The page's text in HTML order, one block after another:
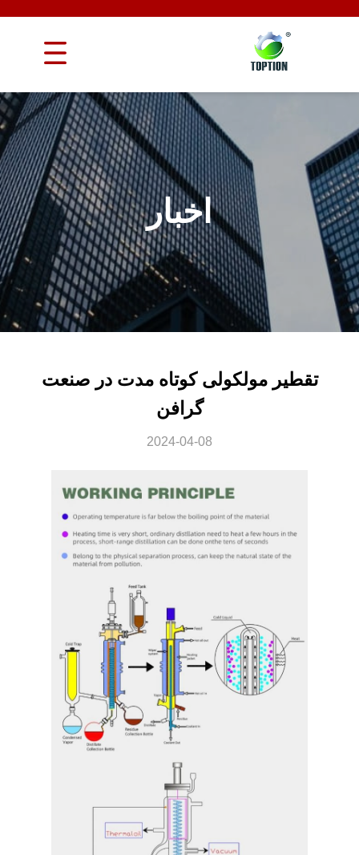
اخبار
تقطیر مولکولی کوتاه مدت در صنعت
گرافن
2024-04-08